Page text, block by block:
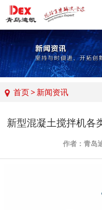
首页>新闻资讯
新型混凝土搅拌机各
作者：青岛